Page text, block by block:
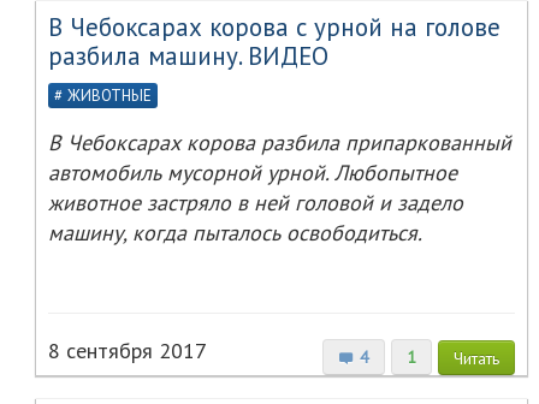
В Чебоксарах корова с урной на голове
разбила машину. ВИДЕО
ЖИВОТНЫЕ
В Чебоксарах корова разбила припаркованный
автомобиль мусорной урной. Любопытное
животное застряло в ней головой и задело
машину, когда пыталось освободиться.
4 1 Читать
8 сентября 2017